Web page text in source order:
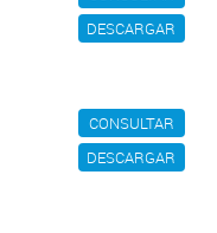
DESCARGAR
CONSULTAR
DESCARGAR